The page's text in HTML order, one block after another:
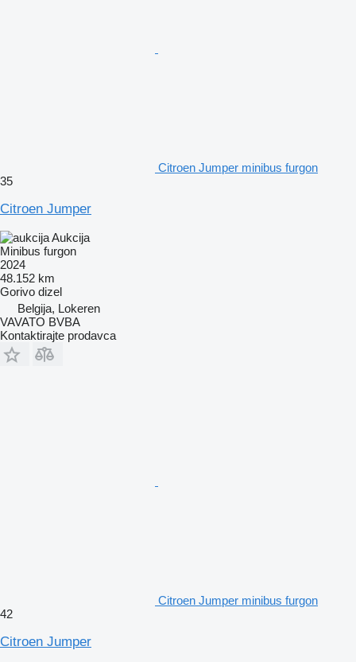
Citroen Jumper minibus furgon
35
Citroen Jumper
Aukcija
Minibus furgon
2024
48.152 km
Gorivo dizel
Belgija, Lokeren
VAVATO BVBA
Kontaktirajte prodavca
Citroen Jumper minibus furgon
42
Citroen Jumper